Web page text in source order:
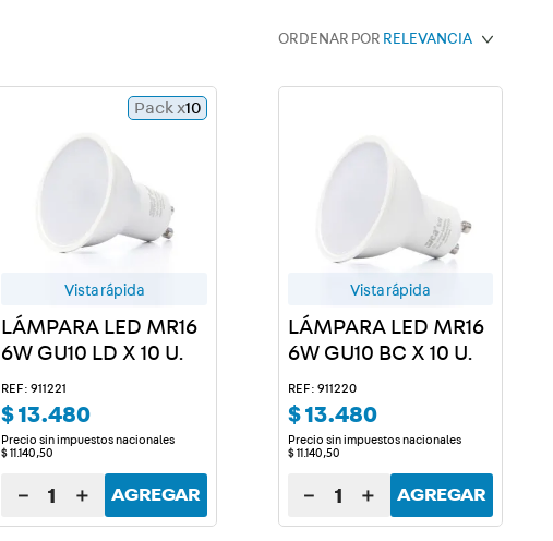
ORDENAR POR RELEVANCIA
Vista rápida
Pack x10
LÁMPARA LED MR16
6W GU10 LD X 10 U.
REF: 911221
$13.480
Precio sin impuestos nacionales
$ 11 .140,50
＋
－ AGREGAR
Vista rápida
LÁMPARA LED MR16
6W GU10 BC X 10 U.
REF: 911220
$13.480
Precio sin impuestos nacionales
$ 11 140,50
＋
－ AGREGAR